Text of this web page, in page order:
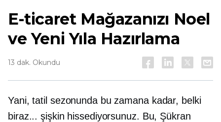
E-ticaret Mağazanızı Noel
ve Yeni Yıla Hazırlama
13 dak. Okundu
Yani, tatil sezonunda bu zamana kadar, belki
biraz... şişkin hissediyorsunuz. Bu, Şükran